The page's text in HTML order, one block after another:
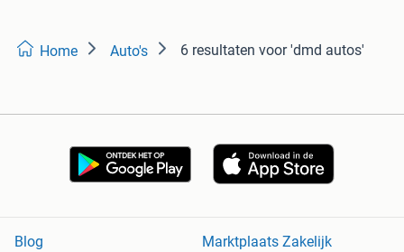
Home Auto's 6 resultaten voor 'dmd autos'
Blog
Marktplaats Zakelijk